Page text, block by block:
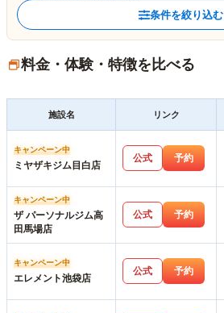
条件を絞り込む
料金・体験・特徴を比べる
施設名 リンク
キャンペーン中
ミヤザキジム目白店
公式 予約
キャンペーン中
ザ パーソナルジム高
田馬場店
公式 予約
キャンペーン中
エレメント池袋店
公式 予約